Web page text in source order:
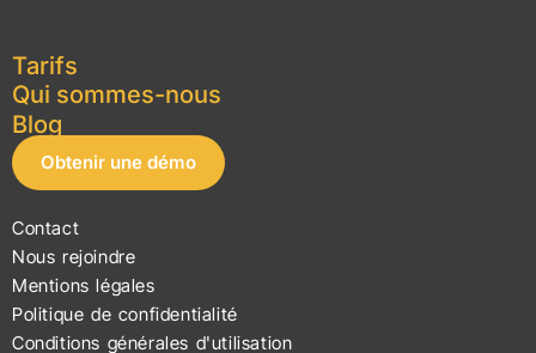
Tarifs
Qui sommes-nous
Blog
Obtenir une démo
Contact
Nous rejoindre
Mentions légales
Politique de confidentialité
Conditions générales d'utilisation